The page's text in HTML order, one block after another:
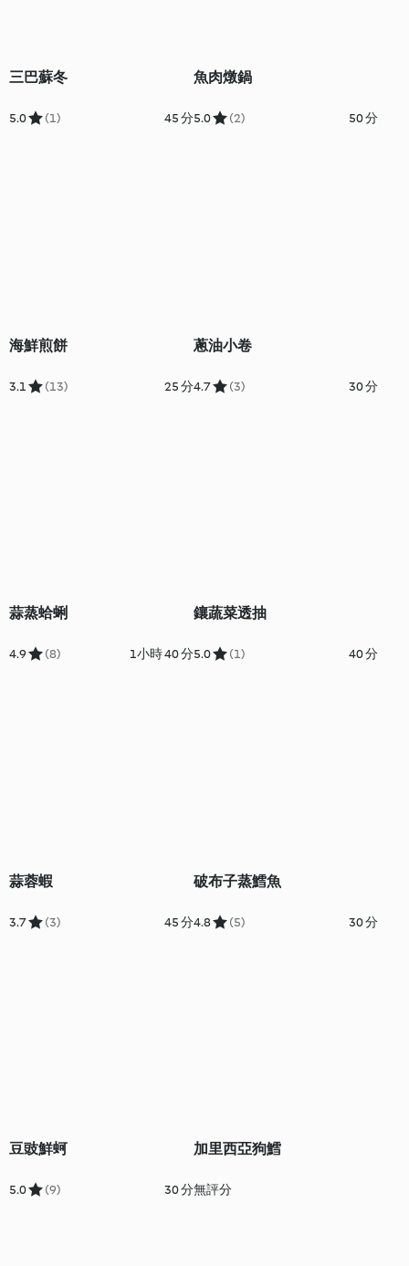
三巴蘇冬
5.0 (1) 45 分
魚肉燉鍋
5.0 (2) 50 分
海鮮煎餅
3.1 (13) 25 分
蔥油小卷
4.7 (3) 30 分
蒜蒸蛤蜊
4.9 (8) 1小時 40 分
鑲蔬菜透抽
5.0 (1) 40 分
蒜蓉蝦
3.7 (3) 45 分
破布子蒸鱈魚
4.8 (5) 30 分
豆豉鮮蚵
5.0 (9) 30 分
加里西亞狗鱈
無評分